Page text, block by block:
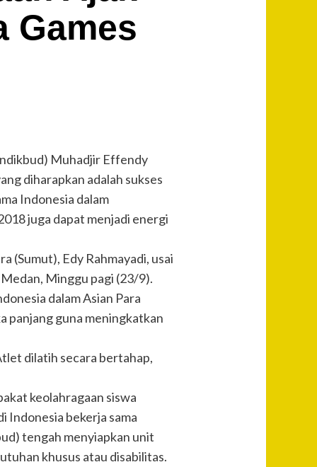
Games
Muhadjir Effendy
diharapkan adalah sukses
Indonesia dalam
juga dapat menjadi energi
(Sumut), Edy Rahmayadi, usai
Minggu pagi (23/9).
dalam Asian Para
panjang guna meningkatkan
dilatih secara bertahap,
keolahragaan siswa
Indonesia bekerja sama
tengah menyiapkan unit
khusus atau disabilitas.